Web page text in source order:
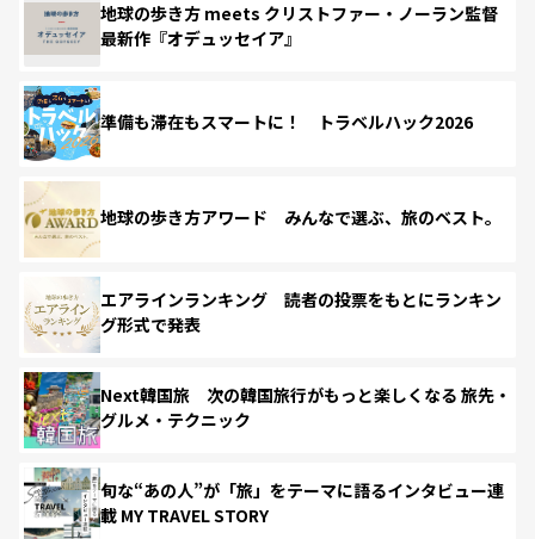
地球の歩き方 meets クリストファー・ノーラン監督
最新作『オデュッセイア』
準備も滞在もスマートに！ トラベルハック2026
地球の歩き方アワード みんなで選ぶ、旅のベスト。
エアラインランキング 読者の投票をもとにランキン
グ形式で発表
Next韓国旅 次の韓国旅行がもっと楽しくなる 旅先・
グルメ・テクニック
旬な“あの人”が「旅」をテーマに語るインタビュー連
載 MY TRAVEL STORY